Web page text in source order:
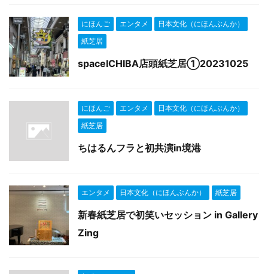
にほんご エンタメ
日本文化（にほんぶんか）
紙芝居
spaceICHIBA店頭紙芝居①20231025
にほんご エンタメ
日本文化（にほんぶんか）
紙芝居
ちはるんフラと初共演in境港
エンタメ 日本文化（にほんぶんか） 紙芝居
新春紙芝居で初笑いセッション in Gallery
Zing